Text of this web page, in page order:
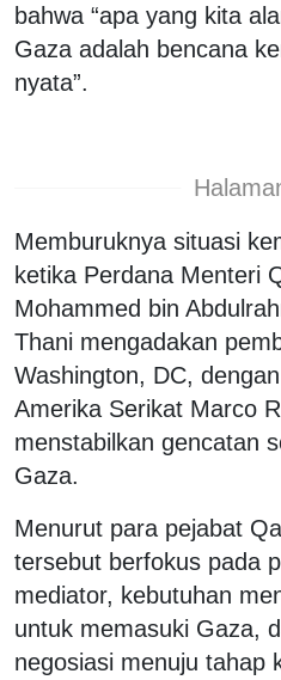
bahwa “apa yang kita
Gaza adalah bencana
nyata”.
Memburuknya situasi
ketika Perdana Menteri
Mohammed bin
Thani mengadakan
Washington, DC,
Amerika Serikat Marco
menstabilkan gencatan
Gaza.
Menurut para pejabat
tersebut berfokus pada
mediator, kebutuhan
untuk memasuki Gaza,
negosiasi menuju tahap